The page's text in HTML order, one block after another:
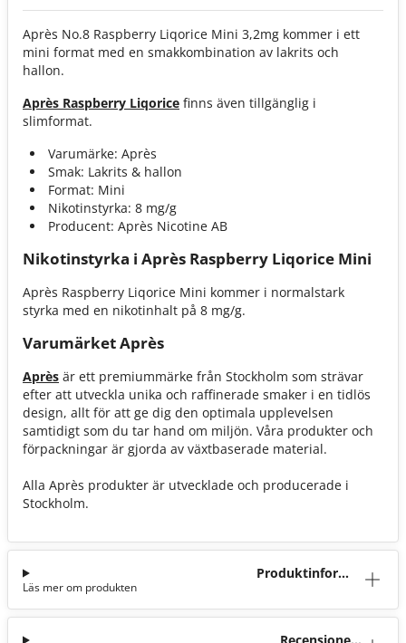
Après No.8 Raspberry Liqorice Mini 3,2mg kommer i ett
mini format med en smakkombination av lakrits och
hallon.
Après Raspberry Liqorice finns även tillgänglig i
slimformat.
Varumärke: Après
Smak: Lakrits & hallon
Format: Mini
Nikotinstyrka: 8 mg/g
Producent: Après Nicotine AB
Nikotinstyrka i Après Raspberry Liqorice Mini
Après Raspberry Liqorice Mini kommer i normalstark
styrka med en nikotinhalt på 8 mg/g.
Varumärket Après
Après är ett premiummärke från Stockholm som strävar
efter att utveckla unika och raffinerade smaker i en tidlös
design, allt för att ge dig den optimala upplevelsen
samtidigt som du tar hand om miljön. Våra produkter och
förpackningar är gjorda av växtbaserade material.
Alla Après produkter är utvecklade och producerade i
Stockholm.
Produktinforma
Läs mer om produkten